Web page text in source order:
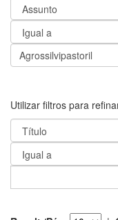
Utilizar filtros para